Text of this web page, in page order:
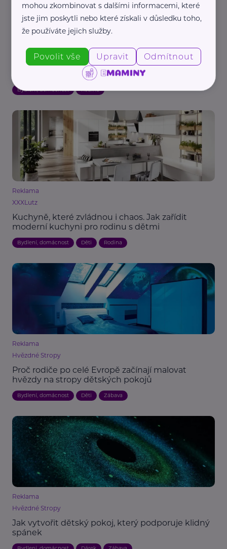
FINEP CZ
Hledáte nový byt v Praze - zn. pro celou rodinu?
Odpověď nabízí Štěrboholy
Bydlení, domácnost Rodina
Reklama
XXXLutz
Kuchyně, které zvládnou i chaos. Jak zařídit
moderní kuchyni pro rodinu s dětmi
Bydlení, domácnost Děti Rodina
Reklama
Hvězdné Stropy
Proč rodiče po celé Evropě začínají malovat
hvězdy na stropy dětských pokojů
Bydlení, domácnost Děti Zábava
Reklama
Hvězdné Stropy
Jak vytvořit dětský pokoj, který podporuje klidný
spánek
mohou zkombinovat s dalšími informacemi, které
jste jim poskytli nebo které získali v důsledku toho,
že používáte jejich služby.
Povolit vše Upravit Odmítnout